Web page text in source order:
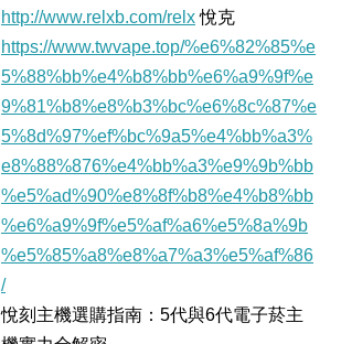
http://www.relxb.com/relx悅克
https://www.twvape.top/%e6%82%85%e
5%88%bb%e4%b8%bb%e6%a9%9f%e
9%81%b8%e8%b3%bc%e6%8c%87%e
5%8d%97%ef%bc%9a5%e4%bb%a3%
e8%88%876%e4%bb%a3%e9%9b%bb
%e5%ad%90%e8%8f%b8%e4%b8%bb
%e6%a9%9f%e5%af%a6%e5%8a%9b
%e5%85%a8%e8%a7%a3%e5%af%86
/
悅刻主機選購指南：5代與6代電子菸主